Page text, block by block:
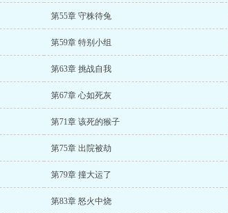
第55章 守株待兔
第59章 特别小组
第63章 挑战自我
第67章 心如死灰
第71章 该死的猴子
第75章 出院被劫
第79章 撞大运了
第83章 怒火中烧